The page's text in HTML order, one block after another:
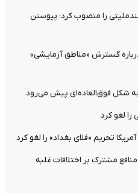
را منصوب کرد؛ پیوستن
درباره گسترش «مناطق آزمایشی»
به شکل فوق‌العاده‌ای پیش می‌رود
لغو کرد
تحریم «فلای بغداد» را لغو کرد
مشترک بر اختلافات غلبه